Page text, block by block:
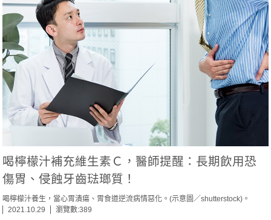
喝檸檬汁補充維生素Ｃ，醫師提醒：長期飲用恐
傷胃、侵蝕牙齒琺瑯質！
喝檸檬汁養生，當心胃潰瘍、胃食道逆流病情惡化。(示意圖／shutterstock)。
2021.10.29
瀏覽數:389